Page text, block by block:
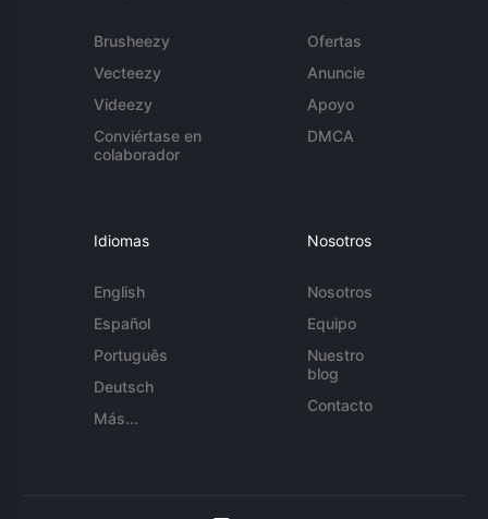
Brusheezy
Vecteezy
Videezy
Conviértase en
colaborador
Ofertas
Anuncie
Apoyo
DMCA
Idiomas
English
Español
Português
Deutsch
Más...
Nosotros
Nosotros
Equipo
Nuestro
blog
Contacto